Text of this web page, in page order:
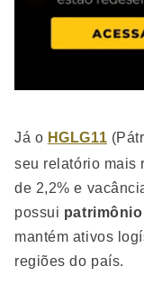
Já o HGLG11
seu relatório mais
de 2,2% e
possui
mantém ativos
regiões do país.